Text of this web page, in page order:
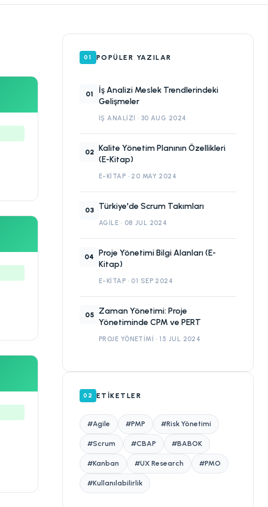
01 POPÜLER YAZILAR
01
İş Analizi Meslek Trendlerindeki
Gelişmeler
İŞ ANALIZI · 30 AUG 2024
02
Kalite Yönetim Planının Özellikleri
(E-Kitap)
E-KITAP · 20 MAY 2024
03 Türkiye'de Scrum Takımları
AGILE · 08 JUL 2024
04
Proje Yönetimi Bilgi Alanları (E-
Kitap)
E-KITAP · 01 SEP 2024
05
Zaman Yönetimi: Proje
Yönetiminde CPM ve PERT
PROJE YÖNETIMI · 15 JUL 2024
02 ETIKETLER
#Agile #PMP #Risk Yönetimi
#Scrum #CBAP #BABOK
#Kanban #UX Research #PMO
#Kullanılabilirlik